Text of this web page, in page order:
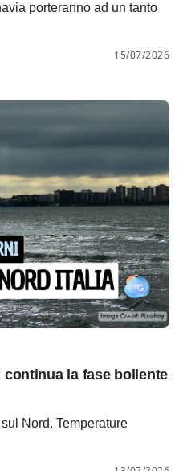
porteranno ad un tanto
15/07/2026
continua la fase bollente
Nord. Temperature